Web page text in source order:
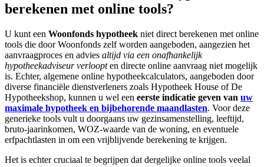
berekenen met online tools?
U kunt een Woonfonds hypotheek niet direct berekenen met online
tools die door Woonfonds zelf worden aangeboden, aangezien het
aanvraagproces en advies altijd via een onafhankelijk
hypotheekadviseur verloopten directe online aanvraag niet mogelijk
is. Echter, algemene online hypotheekcalculators, aangeboden door
diverse financiële dienstverleners zoals Hypotheek House of De
Hypotheekshop, kunnen u wel een eerste indicatie geven van uw
maximale hypotheek en bijbehorende maandlasten. Voor deze
generieke tools vult u doorgaans uw gezinsamenstelling, leeftijd,
bruto-jaarinkomen, WOZ-waarde van de woning, en eventuele
erfpachtlasten in om een vrijblijvende berekening te krijgen.
Het is echter cruciaal te begrijpen dat dergelijke online tools veelal